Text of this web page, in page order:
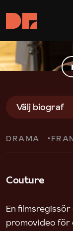
Välj biograf
DRAMA
Couture
En
promovideo